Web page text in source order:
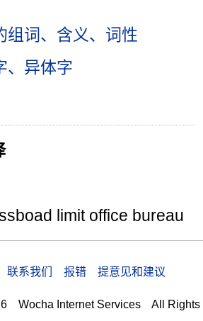
组词、含义、词性
、异体字
limit office bureau
联系我们 报错 提意见和建议
Wocha Internet Services All Rights